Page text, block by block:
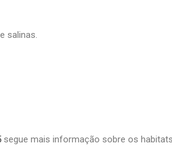
salinas.
segue mais informação sobre os